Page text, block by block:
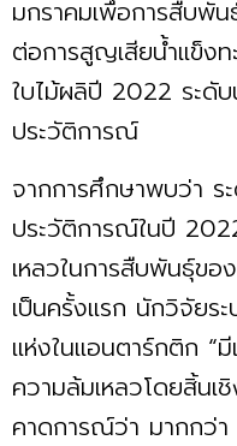
มกราคมเพื่อการสืบพั
ต่อการสูญเสียน้ำแข็งท
ใบไม้ผลิปี 2022 ระดับ
ประวัติการณ์
จากการศึกษาพบว่า ร
ประวัติการณ์ในปี
เหลวในการสืบพันธุ์ข
เป็นครั้งแรก นักวิจัยร
แห่งในแอนตาร์กติก “
ความล้มเหลวโดยสิ้นเ
คาดการณ์ว่า มากกว่